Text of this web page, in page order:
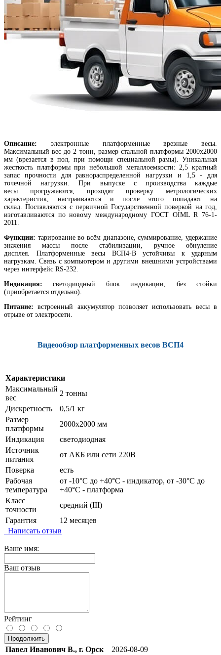
Описание: электронные платформенные врезные весы.
Максимальный вес до 2 тонн, размер стальной платформы 2000х2000
мм (врезается в пол, при помощи специальной рамы). Уникальная
жесткость платформы при небольшой металлоемкости: 2,5 кратный
запас прочности для равнораспределенной нагрузки и 1,5 - для
точечной нагрузки. При выпуске с производства каждые
весы прогружаются, проходят проверку метрологических
характеристик, настраиваются и после этого попадают на
склад. Поставляются с первичной Государственной поверкой на год,
изготавливаются по новому международному ГОСТ OIML R 76-1-
2011.
Функции: тарирование во всём диапазоне, суммирование, удержание
значения массы после стабилизации, ручное обнуление
дисплея. Платформенные весы ВСП4-В устойчивы к ударным
нагрузкам. Связь с компьютером и другими внешними устройствами
через интерфейс RS-232.
Индикация:светодиодный блок индикации, без стойки
(приобретается отдельно).
Питание:встроенный аккумулятор позволяет использовать весы в
отрыве от электросети.
Видеообзор платформенных весов ВСП4
Характеристики
Максимальный
вес
2 тонны
Дискретность
0,5/1 кг
Размер
платформы
2000х2000 мм
Индикация
светодиодная
Источник
питания
от АКБ или сети 220В
Поверка
есть
Рабочая
температура
от -10°C до +40°C - индикатор, от -30°C до
+40°C - платформа
Класс
точности
средний (III)
Гарантия
12 месяцев
Написать отзыв
Ваше имя:
Ваш отзыв
Рейтинг
Продолжить
Павел Иванович В., г. Орск 2026-08-09